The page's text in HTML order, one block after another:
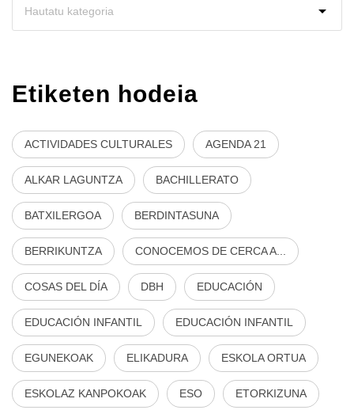
Etiketen hodeia
ACTIVIDADES CULTURALES AGENDA 21
ALKAR LAGUNTZA BACHILLERATO
BATXILERGOA BERDINTASUNA
BERRIKUNTZA CONOCEMOS DE CERCA A...
COSAS DEL DÍA DBH EDUCACIÓN
EDUCACIÓN INFANTIL EDUCACIÓN INFANTIL
EGUNEKOAK ELIKADURA ESKOLA ORTUA
ESKOLAZ KANPOKOAK ESO ETORKIZUNA